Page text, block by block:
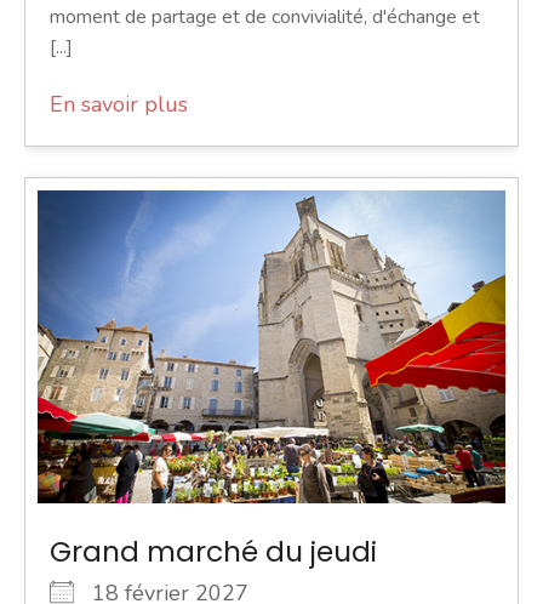
moment de partage et de convivialité, d'échange et
[...]
En savoir plus
Grand marché du jeudi
18 février 2027